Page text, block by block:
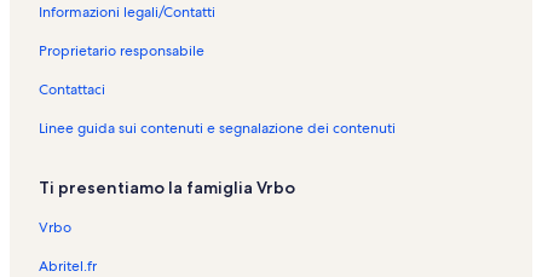
Informazioni legali/Contatti
Proprietario responsabile
Contattaci
Linee guida sui contenuti e segnalazione dei contenuti
Ti presentiamo la famiglia Vrbo
Vrbo
Abritel.fr